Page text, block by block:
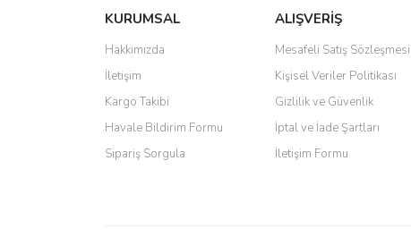
Ürün resmi kalitesiz, bozuk veya görüntülenemiyor.
Ürün açıklamasında eksik bilgiler bulunuyor.
Ürün bilgilerinde hatalar bulunuyor.
Ürün fiyatı diğer sitelerden daha pahalı.
Bu ürüne benzer farklı alternatifler olmalı.
KURUMSAL
Hakkımızda
İletişim
Kargo Takibi
Havale Bildirim Formu
Sipariş Sorgula
ALIŞVERİŞ
Mesafeli Satış Sözleşmesi
Kişisel Veriler Politikası
Gizlilik ve Güvenlik
İptal ve İade Şartları
İletişim Formu